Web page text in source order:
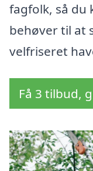
fagfolk, så du
behøver til at
velfriseret
Få 3 tilbud,